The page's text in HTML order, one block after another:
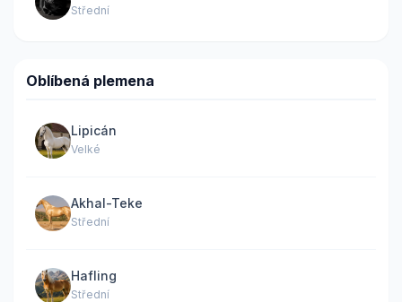
Střední
Oblíbená plemena
Lipicán
Velké
Akhal-Teke
Střední
Hafling
Střední